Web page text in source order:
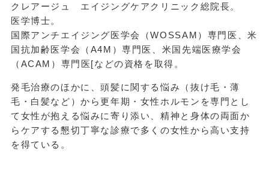
クレアージュ エイジングケアクリニック総院長。
医学博士。
国際アンチエイジング医学会（WOSSAM）専門医、米
国抗加齢医学会（A4M）専門医、米国先端医療学会
（ACAM）専門医[などの資格を取得。
発毛治療のほかに、頭髪に関する悩み（抜け毛・薄
毛・白髪など）から更年期・女性ホルモンを専門とし
て女性が抱える悩みに寄り添い、精神と身体の両面か
らケアする懇切丁寧な診療で多くの女性から高い支持
を得ている。